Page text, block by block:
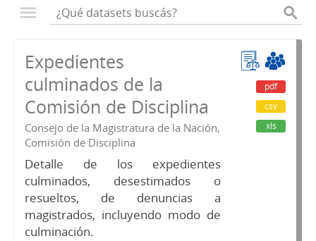
Expedientes
culminados de la
Comisión de Disciplina
Consejo de la Magistratura de la Nación,
Comisión de Disciplina
Detalle de los expedientes
culminados, desestimados o
resueltos, de denuncias a
magistrados, incluyendo modo de
culminación.
pdf
csv
xls